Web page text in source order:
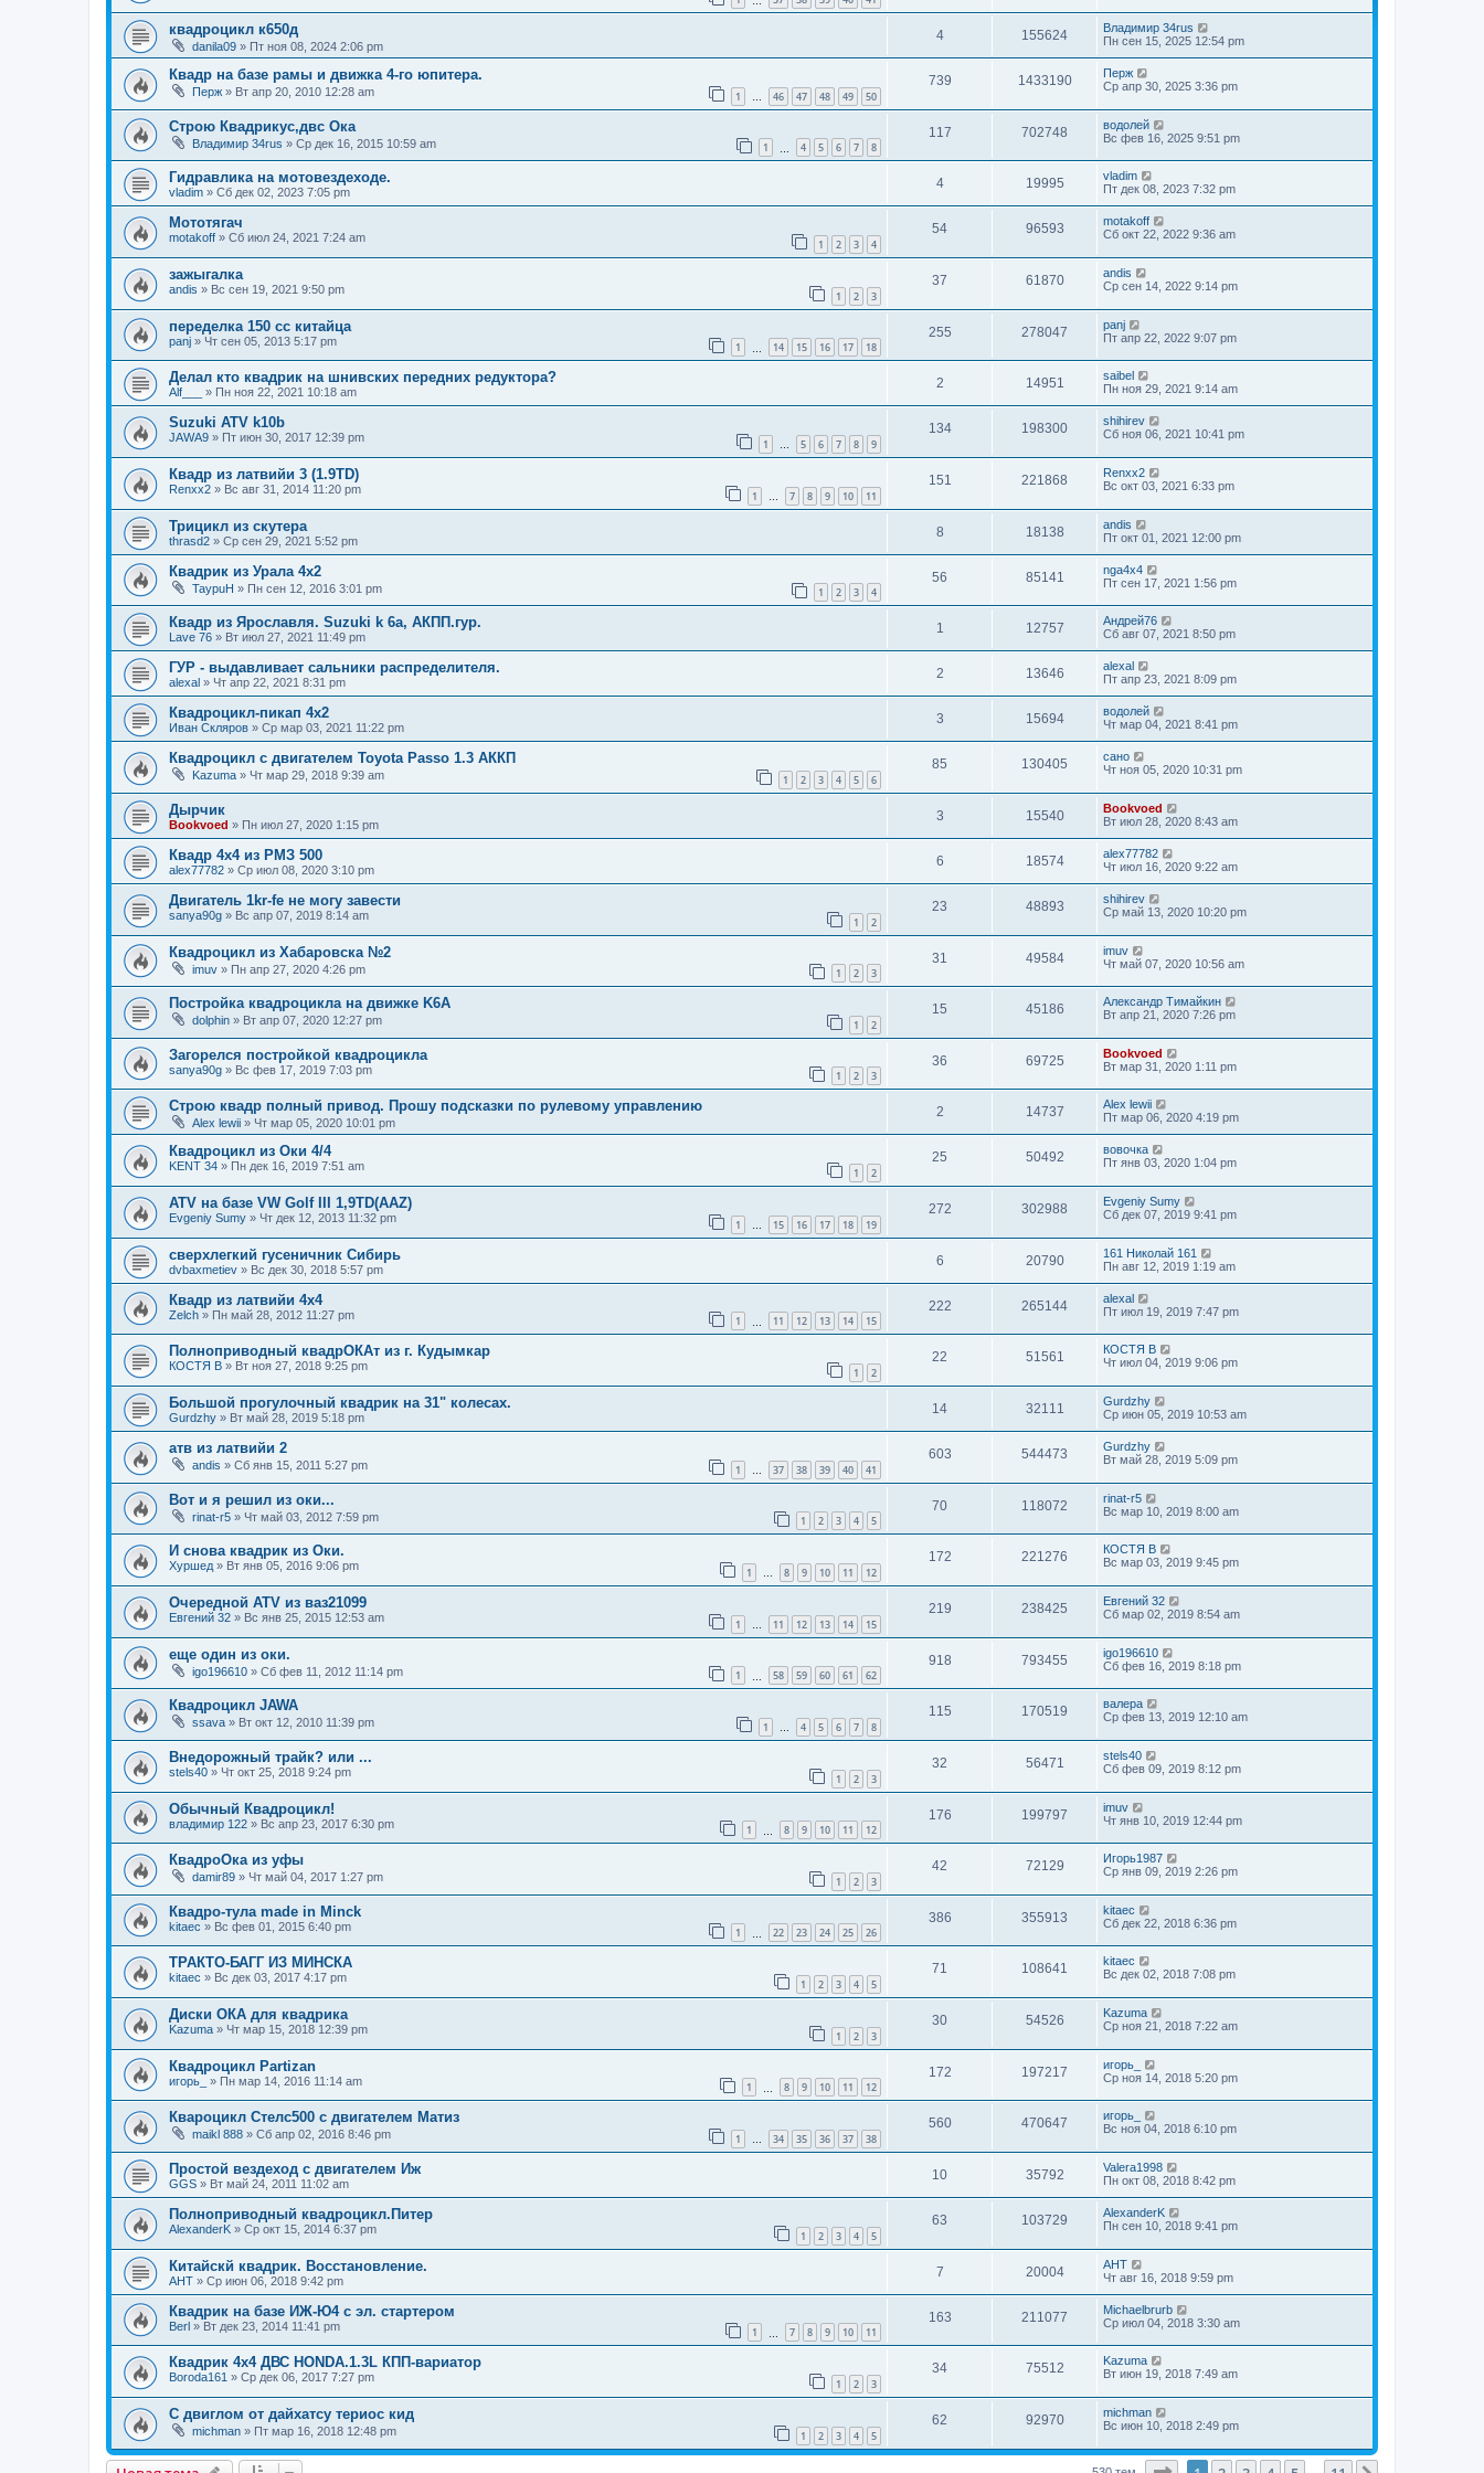
квадроцикл к650д
danila09 » Пт ноя 08, 2024 2:06 pm
4 155624
Владимир 34rus
Пн сен 15, 2025 12:54 pm
Квадр на базе рамы и движка 4-го юпитера.
Перж » Вт апр 20, 2010 12:28 am 1 … 46 47 48 49 50
739 1433190
Перж
Ср апр 30, 2025 3:36 pm
Строю Квадрикус,двс Ока
Владимир 34rus » Ср дек 16, 2015 10:59 am 1 4 5 6 7 8
117 702748
водолей
Вс фев 16, 2025 9:51 pm
Гидравлика на мотовездеходе.
vladim » Сб дек 02, 2023 7:05 pm
4 19995
vladim
Пт дек 08, 2023 7:32 pm
Мототягач
motakoff » Сб июл 24, 2021 7:24 am 1 2 3 4
54 96593
motakoff
Сб окт 22, 2022 9:36 am
зажыгалка
andis » Вс сен 19, 2021 9:50 pm 1 2 3
37 61870
andis
Ср сен 14, 2022 9:14 pm
переделка 150 сс китайца
panj » Чт сен 05, 2013 5:17 pm 1 14 15 16 17 18
255 278047
panj
Пт апр 22, 2022 9:07 pm
Делал кто квадрик на шнивских передних редуктора?
Alf___ » Пн ноя 22, 2021 10:18 am
2 14951
saibel
Пн ноя 29, 2021 9:14 am
Suzuki ATV k10b
JAWA9 » Пт июн 30, 2017 12:39 pm 1 … 5 6 7 8 9
134 198300
shihirev
Сб ноя 06, 2021 10:41 pm
Квадр из латвийи 3 (1.9TD)
Renxx2 » Вс авг 31, 2014 11:20 pm 1 … 7 8 9 10 11
151 221868
Renxx2
Вс окт 03, 2021 6:33 pm
Трицикл из скутера
thrasd2 » Ср сен 29, 2021 5:52 pm
8 18138
andis
Пт окт 01, 2021 12:00 pm
Квадрик из Урала 4х2
TaypuH » Пн сен 12, 2016 3:01 pm 1 2 3 4
56 85141
nga4x4
Пт сен 17, 2021 1:56 pm
Квадр из Ярославля. Suzuki k 6a, АКПП.гур.
Lave 76 » Вт июл 27, 2021 11:49 pm
1 12757
Андрей76
Сб авг 07, 2021 8:50 pm
ГУР - выдавливает сальники распределителя.
alexal » Чт апр 22, 2021 8:31 pm
2 13646
alexal
Пт апр 23, 2021 8:09 pm
Квадроцикл-пикап 4х2
Иван Скляров » Ср мар 03, 2021 11:22 pm
3 15694
водолей
Чт мар 04, 2021 8:41 pm
Квадроцикл с двигателем Toyota Passo 1.3 АККП
Kazuma » Чт мар 29, 2018 9:39 am 1 2 3 4 5 6
85 130405
сано
Чт ноя 05, 2020 10:31 pm
Дырчик
Bookvoed » Пн июл 27, 2020 1:15 pm
3 15540
Bookvoed
Вт июл 28, 2020 8:43 am
Квадр 4х4 из РМЗ 500
alex77782 » Ср июл 08, 2020 3:10 pm
6 18574
alex77782
Чт июл 16, 2020 9:22 am
Двигатель 1kr-fe не могу завести
sanya90g » Вс апр 07, 2019 8:14 am 1 2
23 48893
shihirev
Ср май 13, 2020 10:20 pm
Квадроцикл из Хабаровска №2
imuv » Пн апр 27, 2020 4:26 pm 1 2 3
31 49584
imuv
Чт май 07, 2020 10:56 am
Постройка квадроцикла на движке K6A
dolphin » Вт апр 07, 2020 12:27 pm 1 2
15 45186
Александр Тимайкин
Вт апр 21, 2020 7:26 pm
Загорелся постройкой квадроцикла
sanya90g » Вс фев 17, 2019 7:03 pm 1 2 3
36 69725
Bookvoed
Вт мар 31, 2020 1:11 pm
Строю квадр полный привод. Прошу подсказки по рулевому управлению
Alex lewii » Чт мар 05, 2020 10:01 pm
2 14737
Alex lewii
Пт мар 06, 2020 4:19 pm
Квадроцикл из Оки 4/4
KENT 34 » Пн дек 16, 2019 7:51 am 1 2
25 50492
вовочка
Пт янв 03, 2020 1:04 pm
ATV на базе VW Golf III 1,9TD(AAZ)
Evgeniy Sumy » Чт дек 12, 2013 11:32 pm 1 … 15 16 17 18 19
272 302988
Evgeniy Sumy
Сб дек 07, 2019 9:41 pm
сверхлегкий гусеничник Сибирь
dvbaxmetiev » Вс дек 30, 2018 5:57 pm
6 20790
161 Николай 161
Пн авг 12, 2019 1:19 am
Квадр из латвийи 4x4
Zelch » Пн май 28, 2012 11:27 pm 1 11 12 13 14 15
222 265144
alexal
Пт июл 19, 2019 7:47 pm
Полноприводный квадрОКАт из г. Кудымкар
КОСТЯ В » Вт ноя 27, 2018 9:25 pm 1 2
22 51561
КОСТЯ В
Чт июл 04, 2019 9:06 pm
Большой прогулочный квадрик на 31" колесах.
Gurdzhy » Вт май 28, 2019 5:18 pm
14 32111
Gurdzhy
Ср июн 05, 2019 10:53 am
атв из латвийи 2
andis » Сб янв 15, 2011 5:27 pm 1 … 37 38 39 40 41
603 544473
Gurdzhy
Вт май 28, 2019 5:09 pm
Вот и я решил из оки...
rinat-r5 » Чт май 03, 2012 7:59 pm 1 2 3 4 5
70 118072
rinat-r5
Вс мар 10, 2019 8:00 am
И снова квадрик из Оки.
Хуршед » Вт янв 05, 2016 9:06 pm 1 … 8 9 10 11 12
172 221276
КОСТЯ В
Вс мар 03, 2019 9:45 pm
Очередной ATV из ваз21099
Евгений 32 » Вс янв 25, 2015 12:53 am 1 … 11 12 13 14 15
219 238425
Евгений 32
Сб мар 02, 2019 8:54 am
еще один из оки.
igo196610 » Сб фев 11, 2012 11:14 pm 1 58 59 60 61 62
918 793455
igo196610
Сб фев 16, 2019 8:18 pm
Квадроцикл JAWA
ssava » Вт окт 12, 2010 11:39 pm 1 … 4 5 6 7 8
115 170519
валера
Ср фев 13, 2019 12:10 am
Внедорожный трайк? или ...
stels40 » Чт окт 25, 2018 9:24 pm 1 2 3
32 56471
stels40
Сб фев 09, 2019 8:12 pm
Обычный Квадроцикл!
владимир 122 » Вс апр 23, 2017 6:30 pm 1 8 9 10 11 12
176 199797
imuv
Чт янв 10, 2019 12:44 pm
КвадроОка из уфы
damir89 » Чт май 04, 2017 1:27 pm 1 2 3
42 72129
Игорь1987
Ср янв 09, 2019 2:26 pm
Квадро-тула made in Minck
kitaec » Вс фев 01, 2015 6:40 pm 1 22 23 24 25 26
386 355913
kitaec
Сб дек 22, 2018 6:36 pm
ТРАКТО-БАГГ ИЗ МИНСКА
kitaec » Вс дек 03, 2017 4:17 pm 1 2 3 4 5
71 108641
kitaec
Вс дек 02, 2018 7:08 pm
Диски ОКА для квадрика
Kazuma » Чт мар 15, 2018 12:39 pm 1 2 3
30 54526
Kazuma
Ср ноя 21, 2018 7:22 am
Квадроцикл Partizan
игорь_ » Пн мар 14, 2016 11:14 am 1 8 9 10 11 12
172 197217
игорь_
Ср ноя 14, 2018 5:20 pm
Квароцикл Стелс500 с двигателем Матиз
maikl 888 » Сб апр 02, 2016 8:46 pm 1 … 34 35 36 37 38
560 470647
игорь_
Вс ноя 04, 2018 6:10 pm
Простой вездеход с двигателем Иж
GGS » Вт май 24, 2011 11:02 am
10 35792
Valera1998
Пн окт 08, 2018 8:42 pm
Полноприводный квадроцикл.Питер
AlexanderK » Ср окт 15, 2014 6:37 pm 1 2 3 4 5
63 103729
AlexanderK
Пн сен 10, 2018 9:41 pm
Китайскй квадрик. Восстановление.
АНТ » Ср июн 06, 2018 9:42 pm
7 20004
АНТ
Чт авг 16, 2018 9:59 pm
Квадрик на базе ИЖ-Ю4 с эл. стартером
Berl » Вт дек 23, 2014 11:41 pm 1 7 8 9 10 11
163 211077
Michaelbrurb
Ср июл 04, 2018 3:30 am
Квадрик 4х4 ДВС HONDA.1.3L КПП-вариатор
Boroda161 » Ср дек 06, 2017 7:27 pm 1 2 3
34 75512
Kazuma
Вт июн 19, 2018 7:49 am
С двиглом от дайхатсу териос кид
michman » Пт мар 16, 2018 12:48 pm 1 2 3 4 5
62 92970
michman
Вс июн 10, 2018 2:49 pm